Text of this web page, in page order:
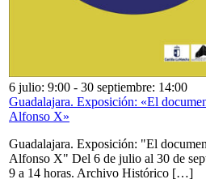
6 julio: 9:00 - 30 septiembre: 14:00
Guadalajara. Exposición: «El
Alfonso X»
Guadalajara. Exposición: "El
Alfonso X" Del 6 de julio al 30 de
9 a 14 horas. Archivo Histórico […]